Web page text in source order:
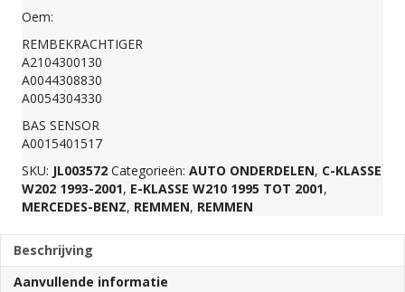
Oem:
REMBEKRACHTIGER
A2104300130
A0044308830
A0054304330
BAS SENSOR
A0015401517
SKU: JL003572 Categorieën: AUTO ONDERDELEN, C-KLASSE
W202 1993-2001, E-KLASSE W210 1995 TOT 2001,
MERCEDES-BENZ, REMMEN, REMMEN
Beschrijving
Aanvullende informatie